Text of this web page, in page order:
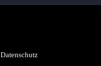
Datenschutz